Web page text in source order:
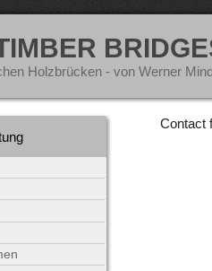
Holzbrücken - von Werner
Contact